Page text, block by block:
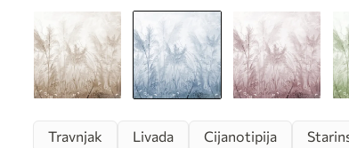
Travnjak Livada Cijanotipija